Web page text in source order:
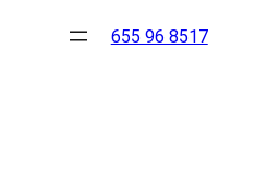
655 96 8517